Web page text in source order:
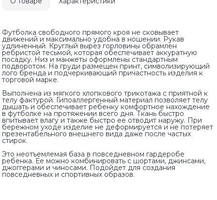
Футболка свободного прямого кроя не сковывает
движений и максимально удобна в ношении. Рукав
удлиненный. Круглый вырез горловины обрамлен
ребристой тесьмой, которая обеспечивает аккуратную
посадку. Низ и манжеты оформлены стандартным
подворотом. На груди размещен принт, символизирующий
лого бренда и подчеркивающий причастность изделия к
торговой марке.
Выполнена из мягкого хлопкового трикотажа с приятной к
телу фактурой. Гипоаллергенный материал позволяет телу
дышать и обеспечивает ребенку комфортное нахождение
в футболке на протяжении всего дня. Ткань быстро
впитывает влагу и также быстро ее отводит наружу. При
бережном уходе изделие не деформируется и не потеряет
презентабельного внешнего вида даже после частых
стирок.
Это неотъемлемая база в повседневном гардеробе
ребенка. Ее можно комбинировать с шортами, джинсами,
джоггерами и чиносами. Подойдет для создания
повседневных и спортивных образов.